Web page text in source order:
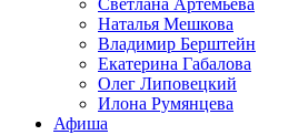
Светлана Артемьева
Наталья Мешкова
Владимир Берштейн
Екатерина Габалова
Олег Липовецкий
Илона Румянцева
Афиша